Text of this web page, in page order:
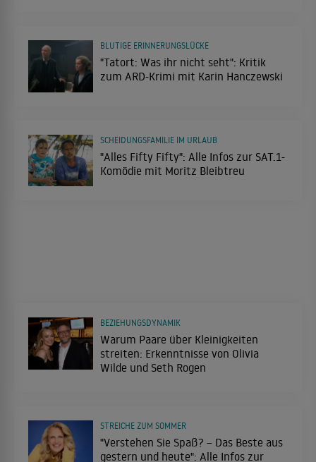
"Tatort: Was ihr nicht seht": Kritik
zum ARD-Krimi mit Karin Hanczewski
BLUTIGE ERINNERUNGSLÜCKE
"Alles Fifty Fifty": Alle Infos zur SAT.1-
Komödie mit Moritz Bleibtreu
SCHEIDUNGSFAMILIE IM URLAUB
Warum Paare über Kleinigkeiten
streiten: Erkenntnisse von Olivia
Wilde und Seth Rogen
BEZIEHUNGSDYNAMIK
"Verstehen Sie Spaß? – Das Beste aus
gestern und heute": Alle Infos zur
STREICHE ZUM SOMMER